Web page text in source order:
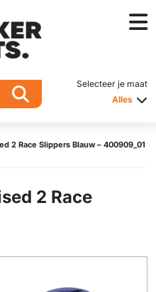
Selecteer je maat
Alles
2 Race Slippers Blauw – 400909_01
2 Race